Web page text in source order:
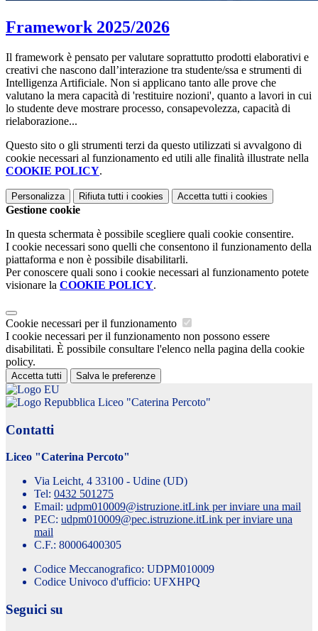
Framework 2025/2026
Il framework è pensato per valutare soprattutto prodotti elaborativi e
creativi che nascono dall’interazione tra studente/ssa e strumenti di
Intelligenza Artificiale. Non si applicano tanto alle prove che
valutano la mera capacità di 'restituire nozioni', quanto a lavori in cui
lo studente deve mostrare processo, consapevolezza, capacità di
rielaborazione...
Questo sito o gli strumenti terzi da questo utilizzati si avvalgono di
cookie necessari al funzionamento ed utili alle finalità illustrate nella
COOKIE POLICY.
Personalizza Rifiuta tutti i cookies Accetta tutti i cookies
Gestione cookie
In questa schermata è possibile scegliere quali cookie consentire.
I cookie necessari sono quelli che consentono il funzionamento della
piattaforma e non è possibile disabilitarli.
Per conoscere quali sono i cookie necessari al funzionamento potete
visionare la COOKIE POLICY.
Cookie necessari per il funzionamento
I cookie necessari per il funzionamento non possono essere
disabilitati. È possibile consultare l'elenco nella pagina della cookie
policy.
Accetta tutti Salva le preferenze
Liceo "Caterina Percoto"
Contatti
Liceo "Caterina Percoto"
Via Leicht, 4 33100 - Udine (UD)
Tel: 0432 501275
Email: udpm010009@istruzione.itLink per inviare una mail
PEC: udpm010009@pec.istruzione.itLink per inviare una
mail
C.F.: 80006400305
Codice Meccanografico: UDPM010009
Codice Univoco d'ufficio: UFXHPQ
Seguici su